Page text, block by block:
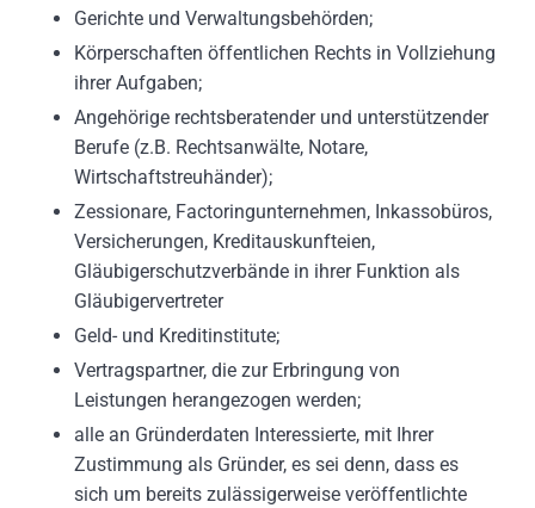
Gerichte und Verwaltungsbehörden;
Körperschaften öffentlichen Rechts in Vollziehung
ihrer Aufgaben;
Angehörige rechtsberatender und unterstützender
Berufe (z.B. Rechtsanwälte, Notare,
Wirtschaftstreuhänder);
Zessionare, Factoringunternehmen, Inkassobüros,
Versicherungen, Kreditauskunfteien,
Gläubigerschutzverbände in ihrer Funktion als
Gläubigervertreter
Geld- und Kreditinstitute;
Vertragspartner, die zur Erbringung von
Leistungen herangezogen werden;
alle an Gründerdaten Interessierte, mit Ihrer
Zustimmung als Gründer, es sei denn, dass es
sich um bereits zulässigerweise veröffentlichte